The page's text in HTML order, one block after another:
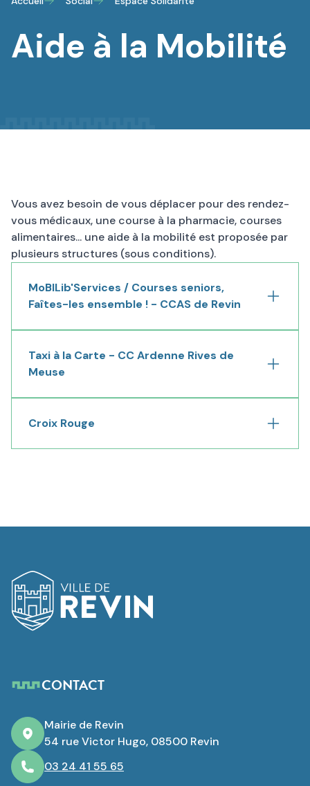
Aide à la Mobilité
Vous avez besoin de vous déplacer pour des rendez-
vous médicaux, une course à la pharmacie, courses
alimentaires... une aide à la mobilité est proposée par
plusieurs structures (sous conditions).
MoBILib'Services / Courses seniors,
Faîtes-les ensemble ! - CCAS de Revin
Taxi à la Carte - CC Ardenne Rives de
Meuse
Croix Rouge
CONTACT
Mairie de Revin
54 rue Victor Hugo, 08500 Revin
03 24 41 55 65